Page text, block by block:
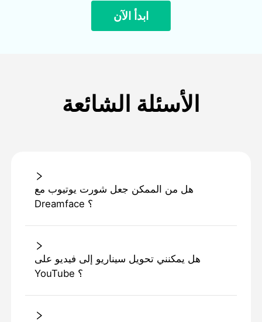
ابدأ الآن
الأسئلة الشائعة
هل من الممكن جعل شورت يوتيوب مع
Dreamface ؟
هل يمكنني تحويل سيناريو إلى فيديو على
YouTube ؟